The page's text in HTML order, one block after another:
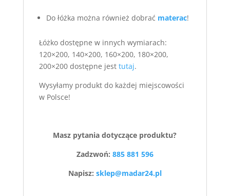
Do łóżka można również dobrać materac!
Łóżko dostępne w innych wymiarach:
120×200, 140×200, 160×200, 180×200,
200×200 dostępne jest tutaj.
Wysyłamy produkt do każdej miejscowości
w Polsce!
Masz pytania dotyczące produktu?
Zadzwoń: 885 881 596
Napisz: sklep@madar24.pl